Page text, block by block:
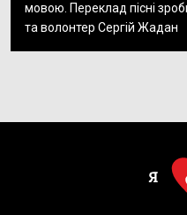
мовою. Переклад пісні
та волонтер Сергій Жадан